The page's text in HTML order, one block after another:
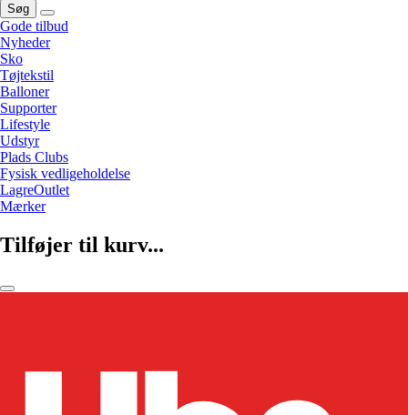
Søg
Gode tilbud
Nyheder
Sko
Tøjtekstil
Balloner
Supporter
Lifestyle
Udstyr
Plads Clubs
Fysisk vedligeholdelse
LagreOutlet
Mærker
Tilføjer til kurv...